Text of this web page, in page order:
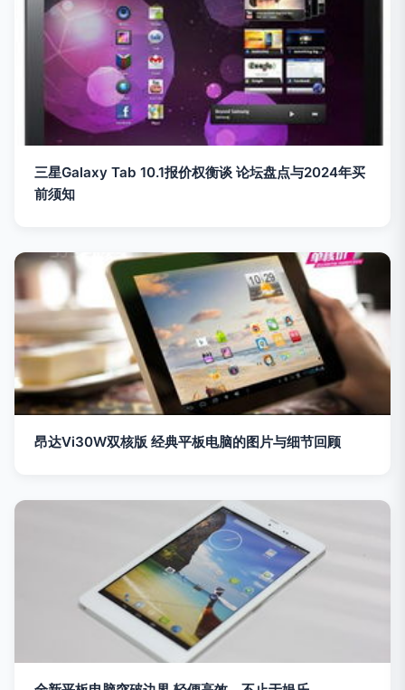
三星Galaxy Tab 10.1报价权衡谈 论坛盘点与2024年买
前须知
昂达Vi30W双核版 经典平板电脑的图片与细节回顾